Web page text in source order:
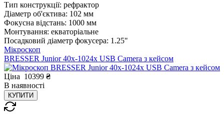
Тип конструкції: рефрактор
Діаметр об'єктива: 102 мм
Фокусна відстань: 1000 мм
Монтування: екваторіальне
Посадковий діаметр фокусера: 1.25"
Мікроскоп
BRESSER Junior 40x-1024x USB Camera з кейсом
Ціна 10399 ₴
В наявності
КУПИТИ